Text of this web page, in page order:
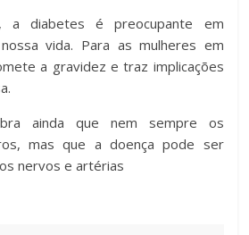
a diabetes é preocupante em
vida. Para as mulheres em
a gravidez e traz implicações
ainda que nem sempre os
mas que a doença pode ser
nervos e artérias